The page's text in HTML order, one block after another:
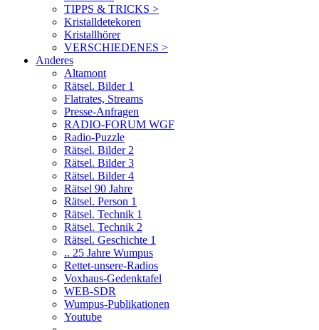
TIPPS & TRICKS >
Kristalldetekoren
Kristallhörer
VERSCHIEDENES >
Anderes
Altamont
Rätsel. Bilder 1
Flatrates, Streams
Presse-Anfragen
RADIO-FORUM WGF
Radio-Puzzle
Rätsel. Bilder 2
Rätsel. Bilder 3
Rätsel. Bilder 4
Rätsel 90 Jahre
Rätsel. Person 1
Rätsel. Technik 1
Rätsel. Technik 2
Rätsel. Geschichte 1
.. 25 Jahre Wumpus
Rettet-unsere-Radios
Voxhaus-Gedenktafel
WEB-SDR
Wumpus-Publikationen
Youtube